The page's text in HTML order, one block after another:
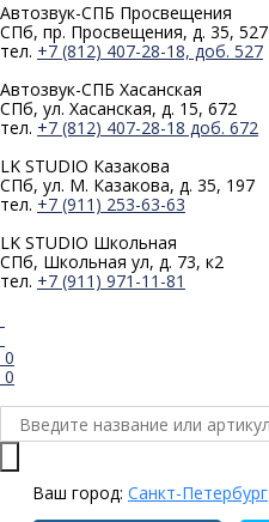
Автозвук-СПБ Просвещения
СПб, пр. Просвещения, д. 35, 527
тел. +7 (812) 407-28-18, доб. 527
Автозвук-СПБ Хасанская
СПб, ул. Хасанская, д. 15, 672
тел. +7 (812) 407-28-18 доб. 672
LK STUDIO Казакова
СПб, ул. М. Казакова, д. 35, 197
тел. +7 (911) 253-63-63
LK STUDIO Школьная
СПб, Школьная ул, д. 73, к2
тел. +7 (911) 971-11-81
0
0
Ваш город: Санкт-Петербург